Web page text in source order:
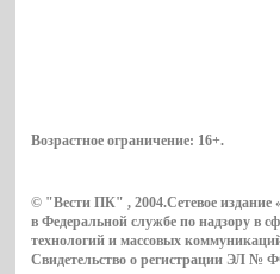
Возрастное ограничение: 16+.
© "Вести ПК" , 2004.Сетевое издание
в Федеральной службе по надзору в
технологий и массовых
Свидетельство о регистрации ЭЛ №